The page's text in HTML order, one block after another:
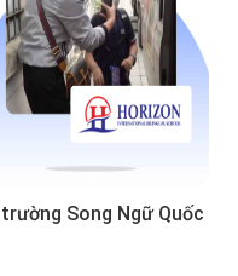
Song Ngữ Quốc